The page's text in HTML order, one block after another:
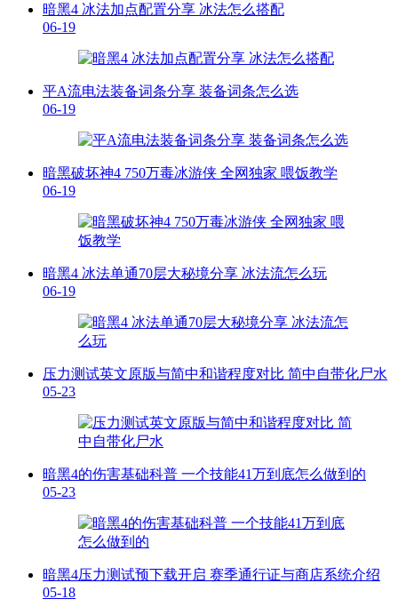
暗黑4 冰法加点配置分享 冰法怎么搭配
06-19
平A流电法装备词条分享 装备词条怎么选
06-19
暗黑破坏神4 750万毒冰游侠 全网独家 喂饭教学
06-19
暗黑4 冰法单通70层大秘境分享 冰法流怎么玩
06-19
压力测试英文原版与简中和谐程度对比 简中自带化尸水
05-23
暗黑4的伤害基础科普 一个技能41万到底怎么做到的
05-23
暗黑4压力测试预下载开启 赛季通行证与商店系统介绍
05-18